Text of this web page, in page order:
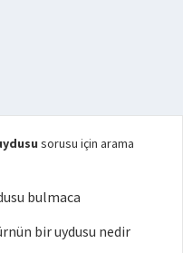
sorusu için arama
bulmaca
bir uydusu nedir